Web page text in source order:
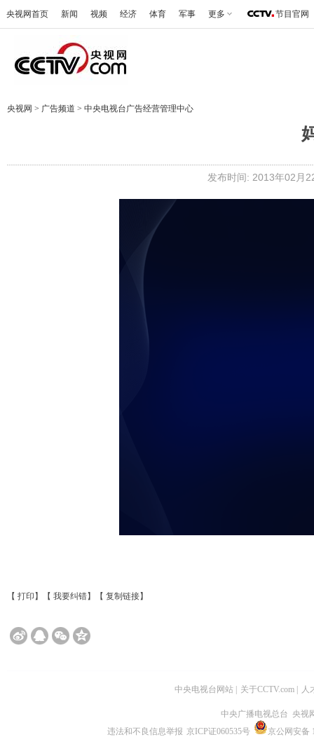
央视网首页 新闻 视频 经济 体育 军事 更多 节目官网
央视网 > 广告频道 > 中央电视台广告经营管理中心
发布时间: 2013年02月
【 打印 】【 我要纠错】【 复制链接】
中央电视台网站 关于CCTV.com 人
中央广播电视总台 央视
违法和不良信息举报 京ICP证060535号
京公网安备